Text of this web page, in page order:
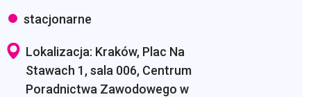
stacjonarne
Lokalizacja: Kraków, Plac Na
Stawach 1, sala 006, Centrum
Poradnictwa Zawodowego w